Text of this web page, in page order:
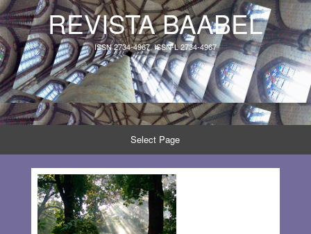
REVISTA BAABEL
ISSN 2734-4967, ISSN-L 2734-4967
Select Page